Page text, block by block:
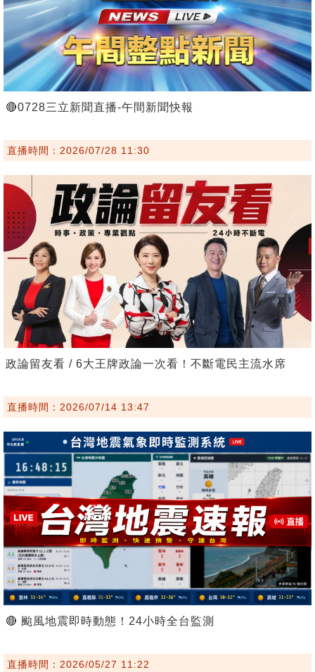
🔴0728三立新聞直播-午間新聞快報
直播時間：2026/07/28 11:30
政論留友看 / 6大王牌政論一次看！不斷電民主流水席
直播時間：2026/07/14 13:47
🔴 颱風地震即時動態！24小時全台監測
直播時間：2026/05/27 11:22